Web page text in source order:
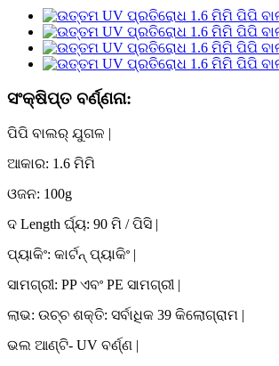
ସଂକ୍ଷିପ୍ତ ବର୍ଣ୍ଣନା:
ପିପି ବାଲର୍ ଯୁଗଳ |
ଆକାର: 1.6 ମିମି
ଓଜନ: 100g
ଦ Length ର୍ଘ୍ୟ: 90 ମି / ପିସି |
ପ୍ୟାକିଂ: କାର୍ଟନ୍ ପ୍ୟାକିଂ |
ସାମଗ୍ରୀ: PP ଏବଂ PE ସାମଗ୍ରୀ |
ଲାଭ: ଉଚ୍ଚ ଶକ୍ତି: ସର୍ବାଧିକ 39 କିଲୋଗ୍ରାମ |
ଭଲ ଆଣ୍ଟି- UV ବର୍ଣ୍ଣ |